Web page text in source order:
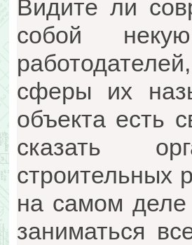
Видите ли
собой
сферы их
объекта есть
сказать
строительных
на самом
заниматься